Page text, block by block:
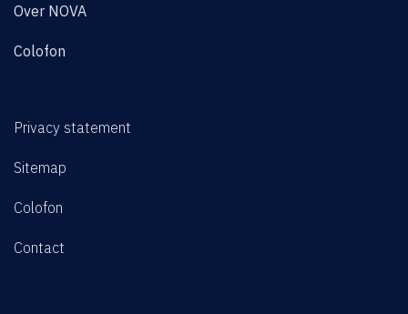
Over NOVA
Colofon
Privacy statement
Sitemap
Colofon
Contact